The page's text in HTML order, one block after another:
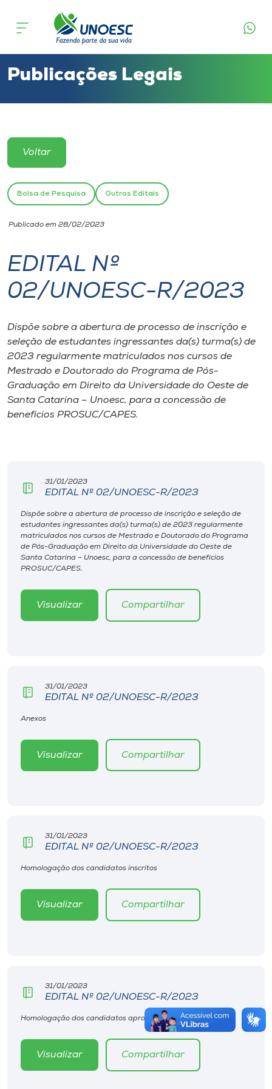
Cursos
Atendimento ao Estudante
Portal de Ensino
Unoesc
Internacionalização
I.nova
Diplomados
Cultura
Editora
Rádio
Museu
Unoesc
Publicações Legais
Voltar
Bolsa de Pesquisa Outros Editais
Publicado em 28/02/2023
EDITAL Nº
02/UNOESC-R/2023
Dispõe sobre a abertura de processo de inscrição e
seleção de estudantes ingressantes da(s) turma(s) de
2023 regularmente matriculados nos cursos de
Mestrado e Doutorado do Programa de Pós-
Graduação em Direito da Universidade do Oeste de
Santa Catarina – Unoesc, para a concessão de
benefícios PROSUC/CAPES.
31/01/2023
EDITAL Nº 02/UNOESC-R/2023
Dispõe sobre a abertura de processo de inscrição e seleção de
estudantes ingressantes da(s) turma(s) de 2023 regularmente
matriculados nos cursos de Mestrado e Doutorado do Programa
de Pós-Graduação em Direito da Universidade do Oeste de
Santa Catarina – Unoesc, para a concessão de benefícios
PROSUC/CAPES.
Visualizar Compartilhar
31/01/2023
EDITAL Nº 02/UNOESC-R/2023
Anexos
Visualizar Compartilhar
31/01/2023
EDITAL Nº 02/UNOESC-R/2023
Homologação dos candidatos inscritos
Visualizar Compartilhar
31/01/2023
EDITAL Nº 02/UNOESC-R/2023
Homologação dos candidatos aprovados
Visualizar Compartilhar